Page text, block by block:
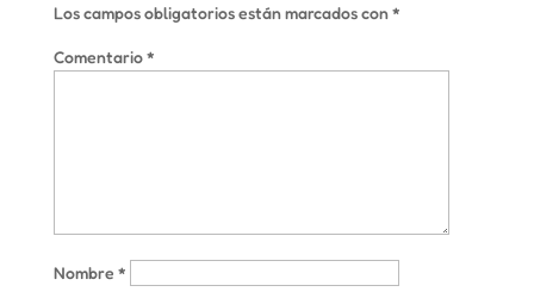
Los campos obligatorios están marcados con*
Comentario*
Nombre *